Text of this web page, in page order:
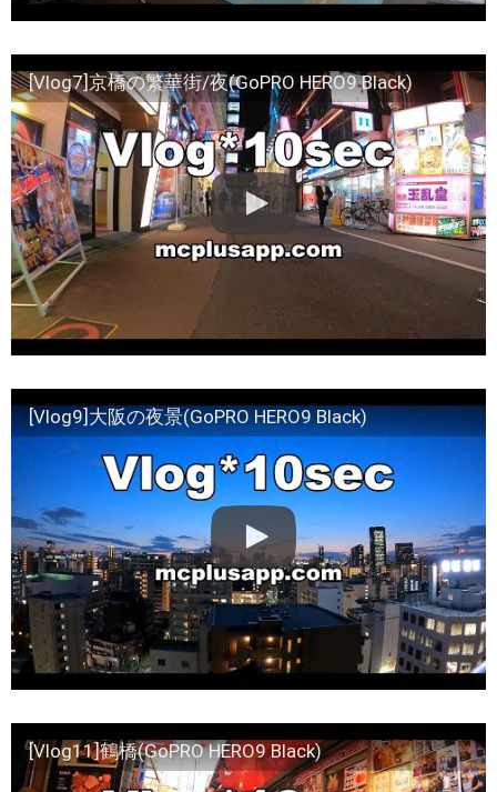
[Vlog7]京橋の繁華街/夜(GoPRO HERO9 Black)
[Vlog9]大阪の夜景(GoPRO HERO9 Black)
[Vlog11]鶴橋(GoPRO HERO9 Black)